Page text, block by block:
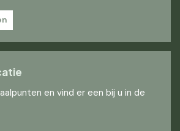
en vind er een bij u in de